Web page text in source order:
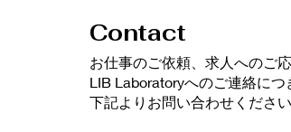
Contact
お仕事のご依頼、求人へのご応
LIB Laboratoryへのご連絡につ
下記よりお問い合わせください